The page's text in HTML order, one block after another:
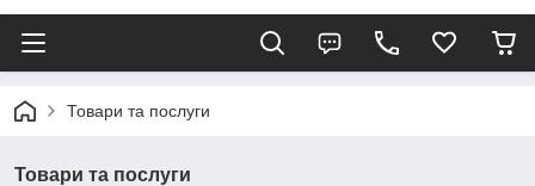
Товари та послуги
Товари та послуги